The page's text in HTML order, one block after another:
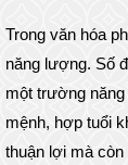
Trong văn hóa
năng lượng. Số
một trường
mệnh, hợp tuổi
thuận lợi mà